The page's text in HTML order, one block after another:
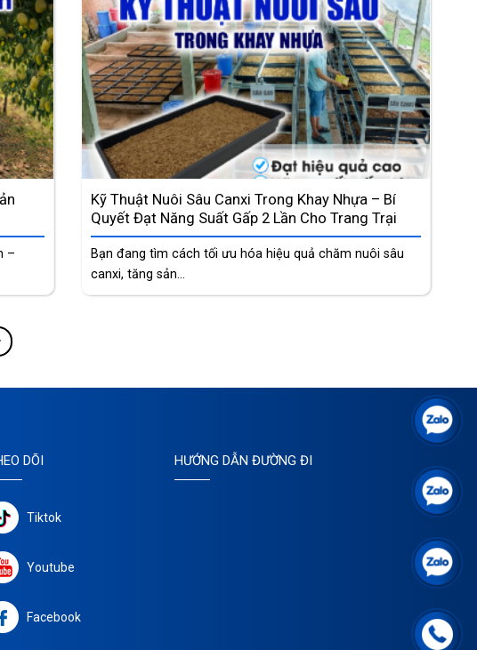
–
Kỹ Thuật Nuôi Sâu Canxi Trong Khay Nhựa – Bí
Quyết Đạt Năng Suất Gấp 2 Lần Cho Trang Trại
Bạn đang tìm cách tối ưu hóa hiệu quả chăm nuôi sâu
canxi, tăng sản...
DÕI
Tiktok
Youtube
Facebook
HƯỚNG DẪN ĐƯỜNG ĐI